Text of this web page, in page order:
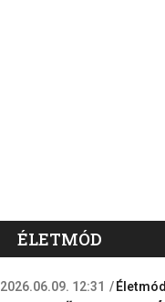
ÉLETMÓD
2026.06.09. 12:31 Életmód